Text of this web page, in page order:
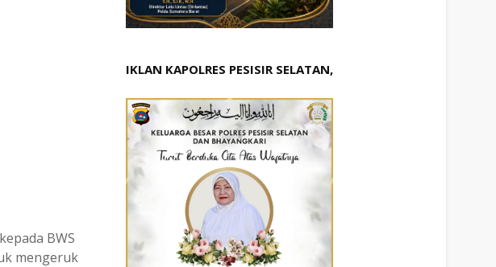
BWS
mengeruk
IKLAN KAPOLRES PESISIR SELATAN,